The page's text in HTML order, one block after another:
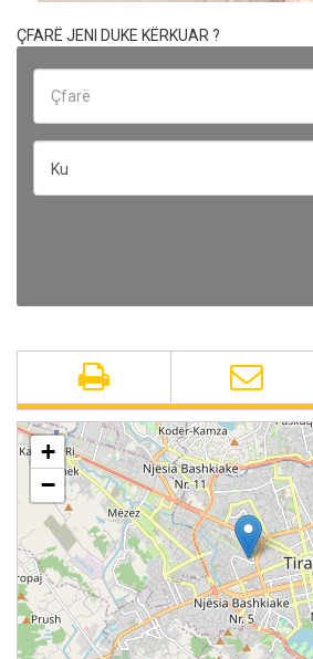
ÇFARË JENI DUKE KËRKUAR ?
Ku
+
−